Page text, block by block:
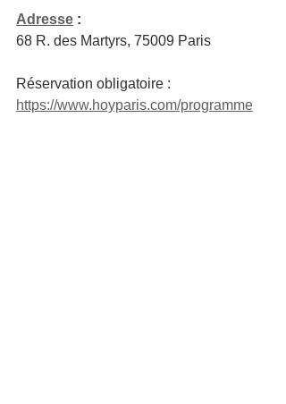
Adresse :
68 R. des Martyrs, 75009 Paris
Réservation obligatoire :
https://www.hoyparis.com/programme